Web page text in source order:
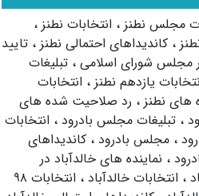
مجلس نطنز ، انتخابات نطنز ،
، کاندیداهای احتمالی نطنز ، تایید
مجلس شورای اسلامی ، تبلیغات
یازدهم نطنز ، انتخابات
های نطنز ، رد صلاحیت شده های
، تبلیغات مجلس بادرود ، انتخابات
، مجلس بادرود ، کاندیداهای
، نماینده های خالدآباد در
، انتخابات خالدآباد ،
انتخابات ۹۸